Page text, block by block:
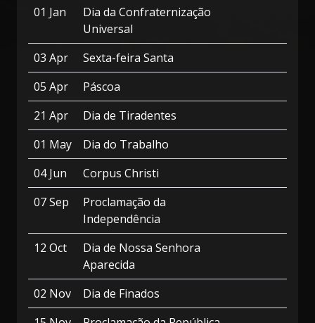
01 Jan
Dia da Confraternização
Universal
03 Apr
Sexta-feira Santa
05 Apr
Páscoa
21 Apr
Dia de Tiradentes
01 May
Dia do Trabalho
04 Jun
Corpus Christi
07 Sep
Proclamação da
Independência
12 Oct
Dia de Nossa Senhora
Aparecida
02 Nov
Dia de Finados